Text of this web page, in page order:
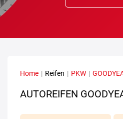
Home | Reifen | PKW |
AUTOREIFEN